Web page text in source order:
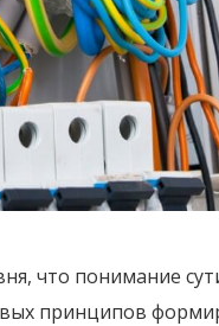
что понимание
принципов